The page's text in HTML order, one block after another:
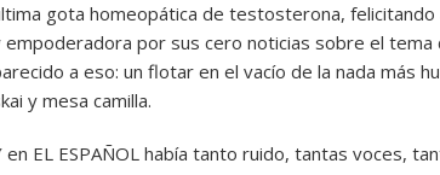
gota homeopática de testosterona,
empoderadora por sus cero noticias sobre el
a eso: un flotar en el vacío de la nada más
y mesa camilla.
en EL ESPAÑOL había tanto ruido, tantas voces,